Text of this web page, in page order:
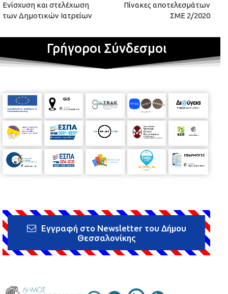
Ενίσχυση και στελέχωση
των Δημοτικών Ιατρείων
Πίνακες αποτελεσμάτων
ΣΜΕ 2/2020
Γρήγοροι Σύνδεσμοι
Εγγραφή στο Newsletter του Δήμου
Θεσσαλονίκης